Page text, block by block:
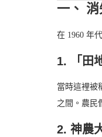
一、 消
在 1960 年
1. 「田
當時這裡被
之間。農民
2. 神農